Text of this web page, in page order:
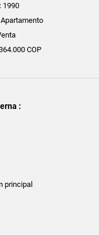
1990
Apartamento
COP
:
principal